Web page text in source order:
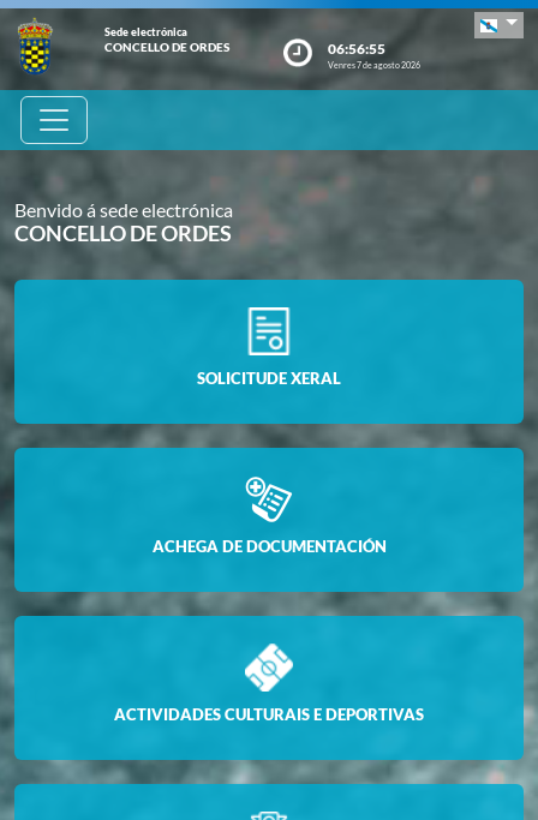
Sede electrónica
CONCELLO DE ORDES 06:56:56
Venres 7 de agosto 2026
Benvido á sede electrónica
CONCELLO DE ORDES
SOLICITUDE XERAL
ACHEGA DE DOCUMENTACIÓN
ACTIVIDADES CULTURAIS E DEPORTIVAS